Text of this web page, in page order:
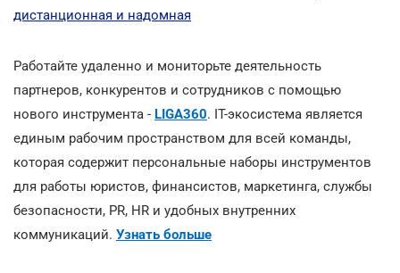
дистанционная и надомная
Работайте удаленно и мониторьте деятельность
партнеров, конкурентов и сотрудников с помощью
нового инструмента - LIGA360. IT-экосистема является
единым рабочим пространством для всей команды,
которая содержит персональные наборы инструментов
для работы юристов, финансистов, маркетинга, службы
безопасности, PR, HR и удобных внутренних
коммуникаций. Узнать больше